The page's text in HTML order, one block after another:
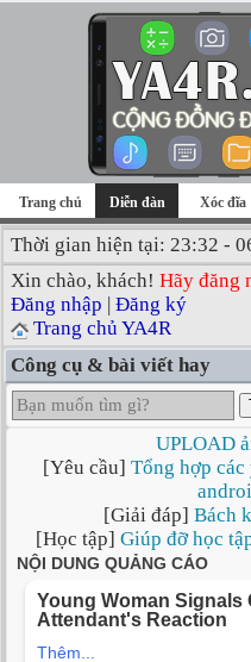
Trang chủ Diễn đàn Xóc đĩa
Thời gian hiện tại: 23:32 -
Xin chào, khách! Hãy đăng
Đăng nhập | Đăng ký
Trang chủ YA4R
Công cụ & bài viết hay
UPLOAD
[Yêu cầu] Tổng hợp các
[Giải đáp] Bách
[Học tập] Giúp đỡ học